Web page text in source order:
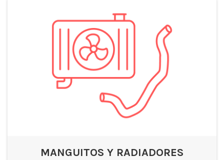
MANGUITOS Y RADIADORES